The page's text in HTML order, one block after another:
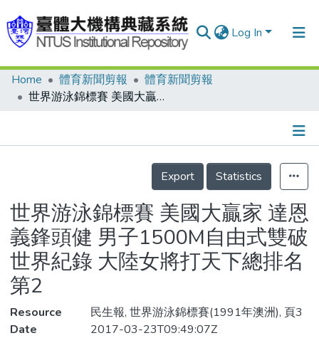
Log In
Communities & Collections
Statistics
Home 體育新聞剪報
體育新聞剪報
世界游泳錦標賽 美國大贏家 達恩義鋒頭健 男子1500M自由式雙破世界紀錄 大陸女將打天下總排名第2
Details
Export
Statistics
世界游泳錦標賽 美國大贏家 達恩
義鋒頭健 男子1500M自由式雙破
世界紀錄 大陸女將打天下總排名
第2
Resource
民生報, 世界游泳錦標賽(1991年澳洲), 頁3
Date
2017-03-23T09:49:07Z